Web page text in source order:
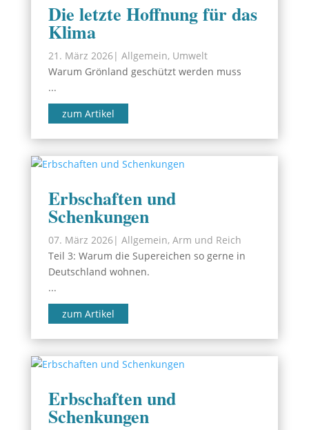
Die letzte Hoffnung für das
Klima
21. März 2026| Allgemein, Umwelt
Warum Grönland geschützt werden muss
...
zum Artikel
Erbschaften und
Schenkungen
07. März 2026| Allgemein, Arm und Reich
Teil 3: Warum die Supereichen so gerne in
Deutschland wohnen.
...
zum Artikel
Erbschaften und
Schenkungen